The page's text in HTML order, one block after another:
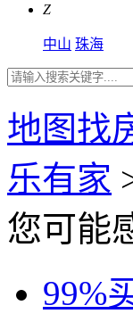
Z
中山 珠海
地图找
乐有家
您可能
99%